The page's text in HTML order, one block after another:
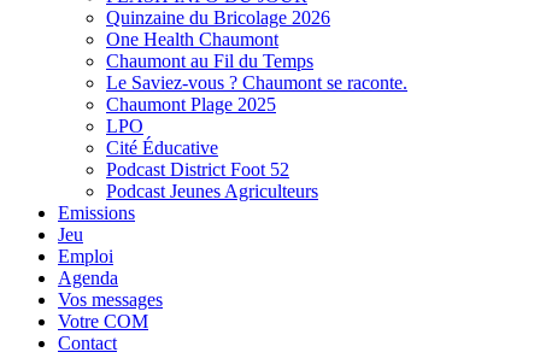
Quinzaine du Bricolage 2026
One Health Chaumont
Chaumont au Fil du Temps
Le Saviez-vous ? Chaumont se raconte.
Chaumont Plage 2025
LPO
Cité Éducative
Podcast District Foot 52
Podcast Jeunes Agriculteurs
Emissions
Jeu
Emploi
Agenda
Vos messages
Votre COM
Contact